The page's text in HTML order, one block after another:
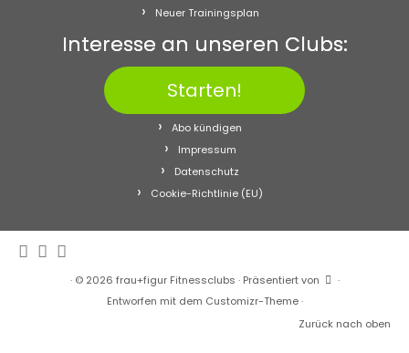
Neuer Trainingsplan
Interesse an unseren Clubs:
Starten!
Abo kündigen
Impressum
Datenschutz
Cookie-Richtlinie (EU)
· © 2026 frau+figur Fitnessclubs · Präsentiert von
·
Entworfen mit dem Customizr-Theme·
Zurück nach oben